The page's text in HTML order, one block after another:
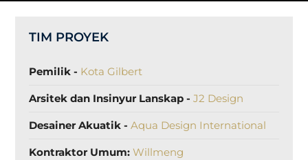
TIM PROYEK
Pemilik - Kota Gilbert
Arsitek dan Insinyur Lanskap - J2 Design
Desainer Akuatik - Aqua Design International
Kontraktor Umum: Willmeng